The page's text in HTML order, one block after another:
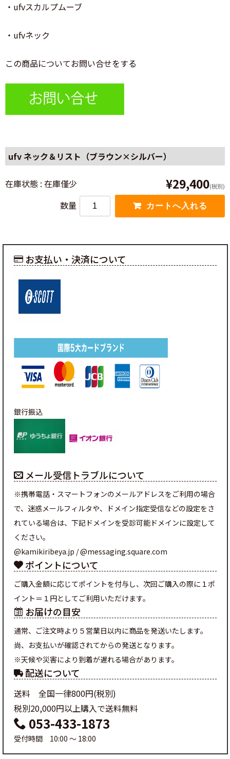
・ufvスカルプムーブ
・ufvネック
この商品についてお問い合せをする
ufv ネック＆リスト（ブラウン×シルバー）
在庫状態 : 在庫僅少 ¥29,400(税別)
数量
お支払い・決済について
銀行振込
メール受信トラブルについて
※携帯電話・スマートフォンのメールアドレスをご利用の場合
で、迷惑メールフィルタや、ドメイン指定受信などの設定をさ
れている場合は、下記ドメインを受診可能ドメインに設定して
ください。
@kamikiribeya.jp / @messaging.square.com
ポイントについて
ご購入金額に応じてポイントを付与し、次回ご購入の際に１ポ
イント＝１円としてご利用いただけます。
お届けの目安
通常、ご注文時より５営業日以内に商品を発送いたします。
尚、お支払いが確認されてからの発送となります。
※天候や災害により到着が遅れる場合があります。
配送について
送料 全国一律800円(税別)
税別20,000円以上購入で送料無料
053-433-1873
受付時間 10:00 ～ 18:00